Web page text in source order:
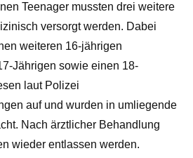
Teenager mussten drei weitere
versorgt werden. Dabei
weiteren 16-jährigen
Jährigen sowie einen 18-
laut Polizei
auf und wurden in umliegende
Nach ärztlicher Behandlung
wieder entlassen werden.